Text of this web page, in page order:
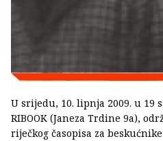
U srijedu, 10. lipnja 2009. u 19
RIBOOK (Janeza Trdine 9a),
riječkog časopisa za